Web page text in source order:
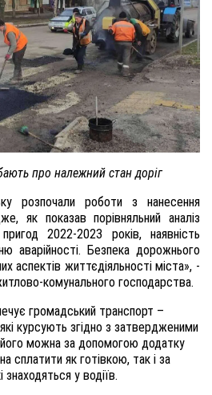
про належний стан доріг
розпочали роботи з нанесення
як показав порівняльний аналіз
2022-2023 років, наявність
аварійності. Безпека дорожнього
аспектів життєдіяльності міста», -
комунального господарства.
громадський транспорт –
курсують згідно з затвердженими
можна за допомогою додатку
сплатити як готівкою, так і за
у водіїв.